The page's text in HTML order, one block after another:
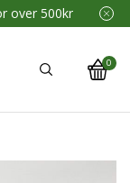
over 500kr
0